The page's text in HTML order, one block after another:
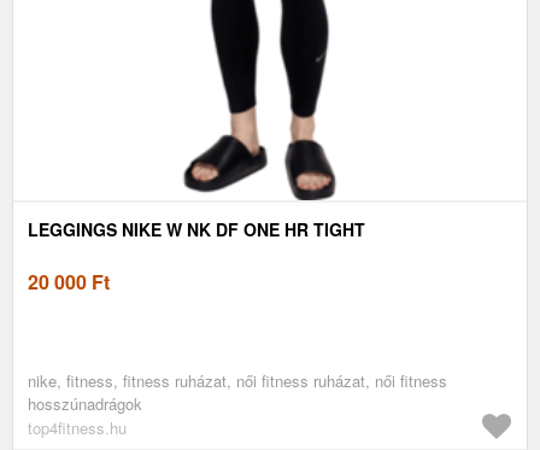
LEGGINGS NIKE W NK DF ONE HR TIGHT
20 000 Ft
nike, fitness, fitness ruházat, női fitness ruházat, női fitness
hosszúnadrágok
top4fitness.hu